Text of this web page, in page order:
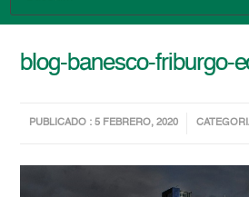
blog-banesco-friburgo-
PUBLICADO : 5 FEBRERO, 2020